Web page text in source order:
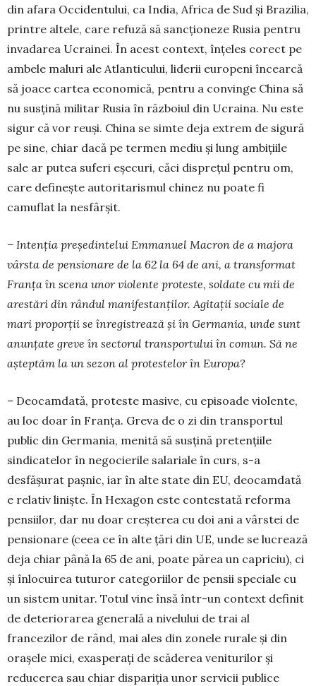
din afara Occidentului, ca India, Africa de Sud și Brazilia,
printre altele, care refuză să sanc­ționeze Rusia pentru
invadarea Ucrainei. În acest con­text, înțeles corect pe
ambele maluri ale Atlan­ticului, liderii europeni încearcă
să joace cartea eco­nomică, pentru a convinge China să
nu susțină mili­tar Rusia în războiul din Ucraina. Nu este
sigur că vor reuși. China se simte deja extrem de sigură
pe si­ne, chiar dacă pe termen mediu și lung ambițiile
sale ar putea suferi eșecuri, căci disprețul pentru om,
care definește autoritarismul chinez nu poate fi
camuflat la nesfârșit.
– Intenția președintelui Emmanuel Macron de a majora
vârsta de pensionare de la 62 la 64 de ani, a transformat
Franța în scena unor violente pro­teste, soldate cu mii de
arestări din rândul mani­festanților. Agitații sociale de
mari proporții se în­registrează și în Germania, unde sunt
anunțate gre­ve în sectorul transportului în comun. Să ne
aș­teptăm la un sezon al protestelor în Europa?
– Deocamdată, proteste masive, cu episoade vio­lente,
au loc doar în Franța. Greva de o zi din trans­portul
public din Germania, menită să susțină pre­tențiile
sindicatelor în negocierile salariale în curs, s-a
desfășurat pașnic, iar în alte state din EU, deo­cam­dată
e relativ liniște. În Hexagon este con­testată reforma
pensiilor, dar nu doar creșterea cu doi ani a vârstei de
pensionare (ceea ce în alte țări din UE, unde se lucrează
deja chiar până la 65 de ani, poate părea un capriciu), ci
și înlocuirea tuturor cate­goriilor de pensii speciale cu
un sistem unitar. Totul vine însă într-un context definit
de deteriorarea ge­nerală a nivelului de trai al
francezilor de rând, mai ales din zonele rurale și din
orașele mici, exasperați de scăderea veniturilor și
reducerea sau chiar dispa­riția unor servicii publice